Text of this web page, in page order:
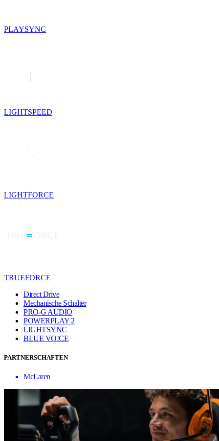
PLAYSYNC
LIGHTSPEED
LIGHTFORCE
TRUEFORCE
Direct Drive
Mechanische Schalter
PRO-G AUDIO
POWERPLAY 2
LIGHTSYNC
BLUE VO!CE
PARTNERSCHAFTEN
McLaren